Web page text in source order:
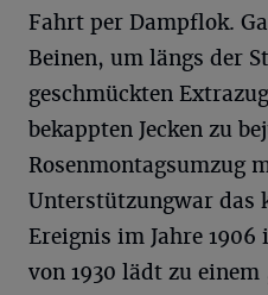
Fahrt per Dampflok.
Beinen, um längs der
geschmückten
bekappten Jecken zu
Rosenmontagsumzug
Unterstützungwar das
Ereignis im Jahre
von 1930 lädt zu